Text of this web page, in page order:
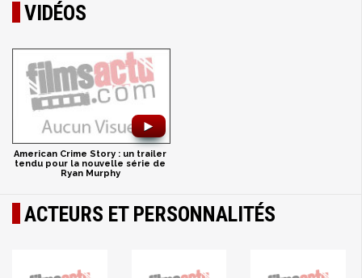
VIDÉOS
►
American Crime Story : un trailer
tendu pour la nouvelle série de
Ryan Murphy
ACTEURS ET PERSONNALITÉS